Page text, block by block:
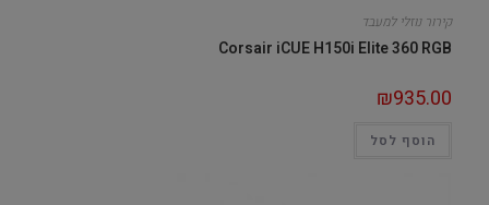
קירור נוזלי למעבד
Corsair iCUE H150i Elite 360 RGB
₪935.00
הוסף לסל